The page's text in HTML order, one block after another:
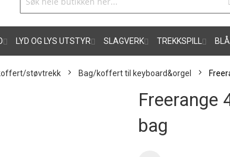
LYD OG LYS UTSTYR SLAGVERK TREKKSPILL
støvtrekk Bag/koffert til keyboard&orgel
Freerange
bag